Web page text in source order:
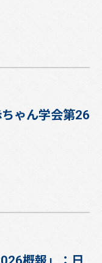
ゃん学会第26
概報」：日